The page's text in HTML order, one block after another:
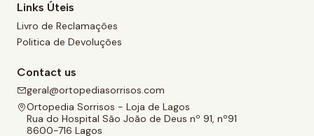
Links Úteis
Livro de Reclamações
Politica de Devoluções
Contact us
geral@ortopediasorrisos.com
Ortopedia Sorrisos - Loja de Lagos
Rua do Hospital São João de Deus nº 91, nº91
8600-716 Lagos